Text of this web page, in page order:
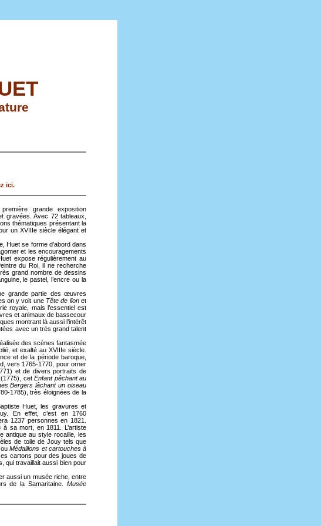
ici.
grande exposition
gravées. Avec 72 tableaux,
thématiques présentant la
un XVIIIe siècle élégant et
Huet se forme d’abord dans
et les encouragements
expose régulièrement au
du Roi, il ne recherche
grand nombre de dessins
le pastel, l’encre ou la
grande partie des œuvres
on y voit une Tête de lionet
royale, mais l’essentiel est
et animaux de bassecour
montrant là aussi l’intérêt
avec un très grand talent
des scènes fantasmée
et exalté au XVIIIe siècle.
et de la période baroque,
vers 1765-1770, pour orner
et de divers portraits de
cetEnfant pêchant au
Bergers lâchant un oiseau
1785), très éloignées de la
Huet, les gravures et
En effet, c’est en 1760
1237 personnes en 1821.
sa mort, en 1811. L’artiste
antique au style rocaille, les
de toile de Jouy tels que
ouMédaillons et cartouches à
cartons pour des joues de
qui travaillait aussi bien pour
aussi un musée riche, entre
de la Samaritaine. Musée